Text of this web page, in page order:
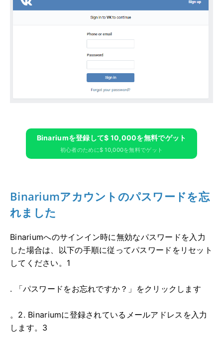
Binariumを登録して$ 10,000を無料でゲット
初心者のために$ 10,000を無料でゲット
Binariumアカウントのパスワードを忘
れました
Binariumへのサインイン時に無効なパスワードを入力
した場合は、以下の手順に従ってパスワードをリセット
してください。1
. 「パスワードをお忘れですか？」をクリックします
。2. Binariumに登録されているメールアドレスを入力
します。3